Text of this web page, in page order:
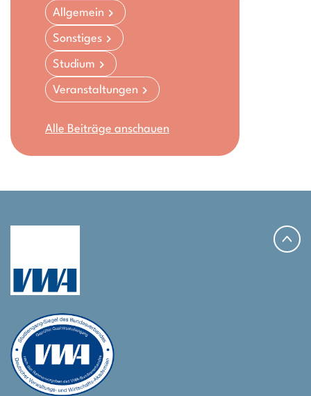
Allgemein
Sonstiges
Studium
Veranstaltungen
Alle Beiträge anschauen